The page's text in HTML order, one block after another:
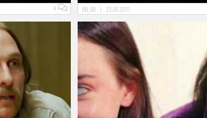
4 DO_OD | 22.05.2017